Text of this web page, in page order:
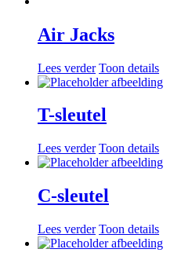
Air Jacks
Lees verder Toon details
T-sleutel
Lees verder Toon details
C-sleutel
Lees verder Toon details